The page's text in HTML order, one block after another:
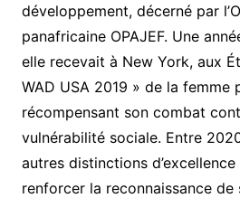
développement, décerné par
panafricaine OPAJEF. Une
elle recevait à New York, aux
WAD USA 2019 » de la femme
récompensant son combat
vulnérabilité sociale. Entre
autres distinctions
renforcer la reconnaissance de